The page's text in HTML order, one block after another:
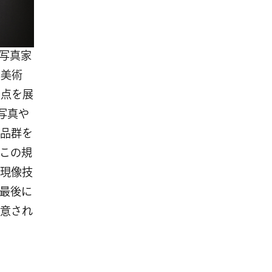
真家
術
を展
真や
群を
の規
像技
後に
され